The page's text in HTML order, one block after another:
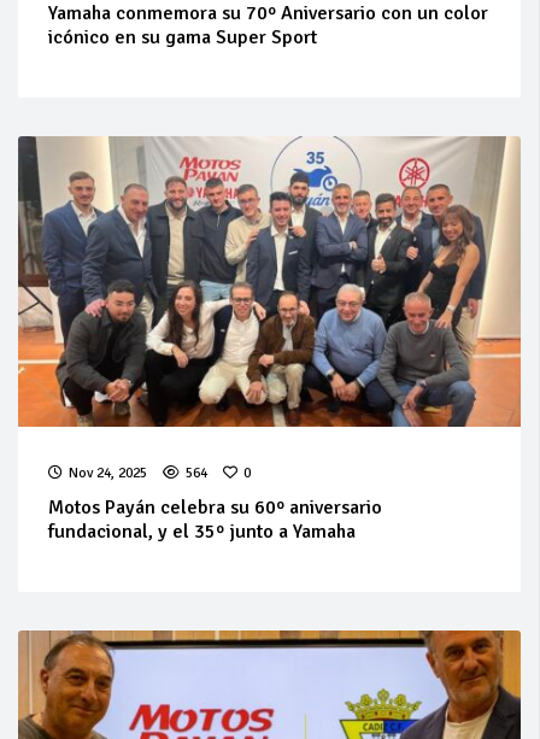
Yamaha conmemora su 70º Aniversario con un color
icónico en su gama Super Sport
Nov 24, 2025 564 0
Motos Payán celebra su 60º aniversario
fundacional, y el 35º junto a Yamaha